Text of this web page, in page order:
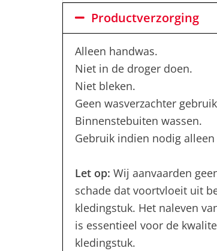
Productverzorging
Alleen handwas.
Niet in de droger doen.
Niet bleken.
Geen wasverzachter
Binnenstebuiten wassen.
Gebruik indien nodig
Let op: Wij aanvaarden
schade dat voortvloeit uit
kledingstuk. Het naleven
is essentieel voor de
kledingstuk.